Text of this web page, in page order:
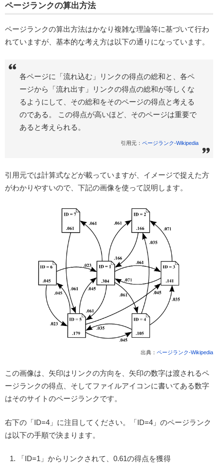
ページランクの算出方法
ページランクの算出方法はかなり複雑な理論等に基づいて行わ
れていますが、基本的な考え方は以下の通りになっています。
各ページに「流れ込む」リンクの得点の総和と、各ペ
ージから「流れ出す」リンクの得点の総和が等しくな
るようにして、その総和をそのページの得点と考える
のである。 この得点が高いほど、そのページは重要で
あると考えられる。
引用元： ページランク-Wikipedia
引用元では計算式などが載っていますが、イメージで捉えた方
がわかりやすいので、下記の画像を使って説明します。
出典： ページランク-Wikipedia
この画像は、矢印はリンクの方向を、矢印の数字は渡されるペ
ージランクの得点、そしてファイルアイコンに書いてある数字
はそのサイトのページランクです。
右下の「ID=4」に注目してください。「ID=4」のページランク
は以下の手順で決まります。
「ID=1」からリンクされて、0.61の得点を獲得